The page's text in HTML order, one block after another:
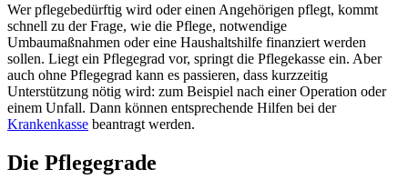
Wer pflegebedürftig wird oder einen Angehörigen pflegt, kommt
schnell zu der Frage, wie die Pflege, notwendige
Umbaumaßnahmen oder eine Haushaltshilfe finanziert werden
sollen. Liegt ein Pflegegrad vor, springt die Pflegekasse ein. Aber
auch ohne Pflegegrad kann es passieren, dass kurzzeitig
Unterstützung nötig wird: zum Beispiel nach einer Operation oder
einem Unfall. Dann können entsprechende Hilfen bei der
Krankenkasse beantragt werden.
Die Pflegegrade